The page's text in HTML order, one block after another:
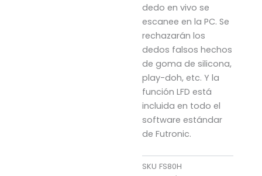
dedo en vivo se
escanee en la PC. Se
rechazarán los
dedos falsos hechos
de goma de silicona,
play-doh, etc. Y la
función LFD está
incluida en todo el
software estándar
de Futronic.
SKUFS80H